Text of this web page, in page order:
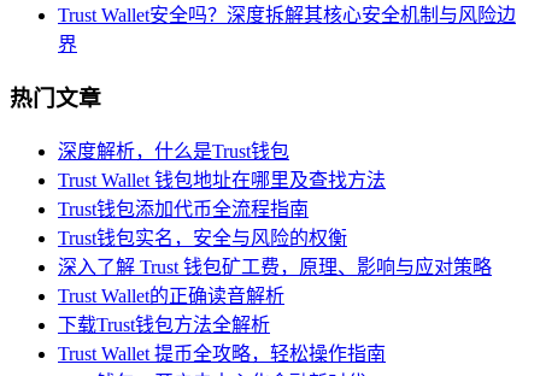
Trust Wallet安全吗？深度拆解其核心安全机制与风险边
界
热门文章
深度解析，什么是Trust钱包
Trust Wallet 钱包地址在哪里及查找方法
Trust钱包添加代币全流程指南
Trust钱包实名，安全与风险的权衡
深入了解 Trust 钱包矿工费，原理、影响与应对策略
Trust Wallet的正确读音解析
下载Trust钱包方法全解析
Trust Wallet 提币全攻略，轻松操作指南